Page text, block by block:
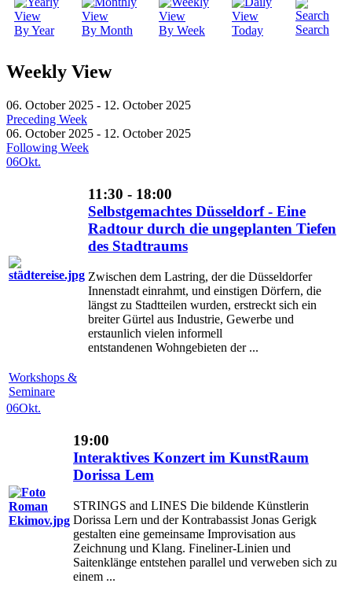
By Year By Month By Week Today Search
Weekly View
06. October 2025 - 12. October 2025
Preceding Week
06. October 2025 - 12. October 2025
Following Week
06Okt.
11:30 - 18:00
Selbstgemachtes Düsseldorf - Eine
Radtour durch die ungeplanten Tiefen
des Stadtraums
Zwischen dem Lastring, der die Düsseldorfer
Innenstadt einrahmt, und einstigen Dörfern, die
längst zu Stadtteilen wurden, erstreckt sich ein
breiter Gürtel aus Industrie, Gewerbe und
erstaunlich vielen informell
entstandenen Wohngebieten der ...
Workshops &
Seminare
06Okt.
19:00
Interaktives Konzert im KunstRaum
Dorissa Lem
STRINGS and LINES Die bildende Künstlerin
Dorissa Lern und der Kontrabassist Jonas Gerigk
gestalten eine gemeinsame Improvisation aus
Zeichnung und Klang. Fineliner-Linien und
Saitenklänge entstehen parallel und verweben sich zu
einem ...